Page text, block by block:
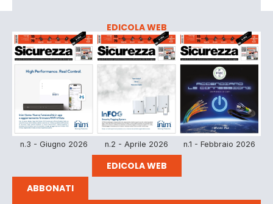
EDICOLA WEB
n.3 - Giugno 2026 n.2 - Aprile 2026 n.1 - Febbraio 2026
EDICOLA WEB
ABBONATI